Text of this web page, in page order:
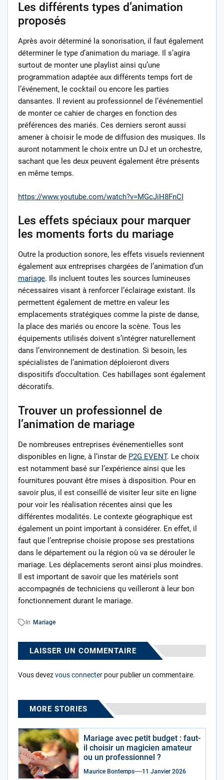
Les différents types d’animation
proposés
Après avoir déterminé la sonorisation, il faut également
déterminer le type d’animation du mariage. Il s’agira
surtout de monter une playlist ainsi qu’une
programmation adaptée aux différents temps fort de
l’événement, le cocktail ou encore les parties
dansantes. Il revient au professionnel de l’événementiel
de monter ce cahier de charges en fonction des
préférences des mariés. Ces derniers seront aussi
amener à choisir le mode de diffusion des musiques. Ils
auront notamment le choix entre un DJ et un orchestre,
sachant que les deux peuvent également être présents
en même temps.
https://www.youtube.com/watch?v=MGcJiH8FnCI
Les effets spéciaux pour marquer
les moments forts du mariage
Outre la production sonore, les effets visuels reviennent
également aux entreprises chargées de l’animation d’un
mariage. Ils incluent toutes les sources lumineuses
nécessaires visant à renforcer l’éclairage existant. Ils
permettent également de mettre en valeur les
emplacements stratégiques comme la piste de danse,
la place des mariés ou encore la scène. Tous les
équipements utilisés doivent s’intégrer naturellement
dans l’environnement de destination. Si besoin, les
spécialistes de l’animation déploieront divers
dispositifs d’occultation. Ces habillages sont également
décoratifs.
Trouver un professionnel de
l’animation de mariage
De nombreuses entreprises événementielles sont
disponibles en ligne, à l’instar de P2G EVENT. Le choix
est notamment basé sur l’expérience ainsi que les
fournitures pouvant être mises à disposition. Pour en
savoir plus, il est conseillé de visiter leur site en ligne
pour voir les réalisation récentes ainsi que les
différentes modalités. Le contexte géographique est
également un point important à considérer. En effet, il
faut que l’entreprise choisie propose ses prestations
dans le département ou la région où va se dérouler le
mariage. Les déplacements seront ainsi plus moindres.
Il est important de savoir que les matériels sont
accompagnés de techniciens qu veilleront à leur bon
fonctionnement durant le mariage.
In Mariage
LAISSER UN COMMENTAIRE
Vous devezvous connecter pour publier un commentaire.
MORE STORIES
Mariage avec petit budget : faut-
il choisir un magicien amateur
ou un professionnel ?
Maurice Bontemps 11 Janvier 2026